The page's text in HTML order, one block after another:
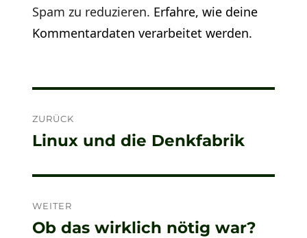
Spam zu reduzieren. Erfahre, wie deine
Kommentardaten verarbeitet werden.
ZURÜCK
Vorheriger
Linux und die Denkfabrik
WEITER
Nächster
Ob das wirklich nötig war?